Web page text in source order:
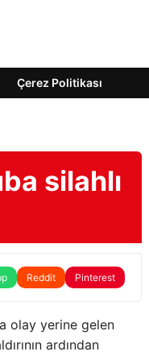
Çerez Politikası
silahlı
Reddit Pinterest
olay yerine gelen
ardından